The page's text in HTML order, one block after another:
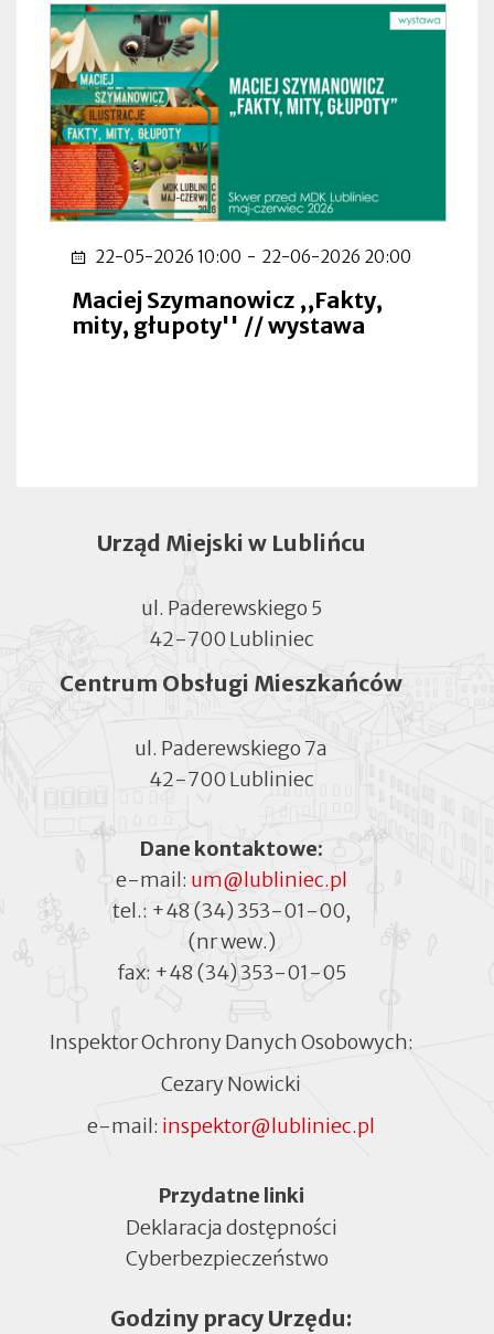
22-05-2026 10:00 - 22-06-2026 20:00
Maciej Szymanowicz ,,Fakty,
mity, głupoty'' // wystawa
Urząd Miejski w Lublińcu
ul. Paderewskiego 5
42-700 Lubliniec
Centrum Obsługi Mieszkańców
ul. Paderewskiego 7a
42-700 Lubliniec
Dane kontaktowe:
e-mail: um@lubliniec.pl
tel.: +48 (34) 353-01-00,
(nr wew.)
fax: +48 (34) 353-01-05
Inspektor Ochrony Danych Osobowych:
Cezary Nowicki
e-mail: inspektor@lubliniec.pl
MenuPrzydatne linki
Deklaracja dostępności
Cyberbezpieczeństwo
w
Godziny pracy Urzędu: